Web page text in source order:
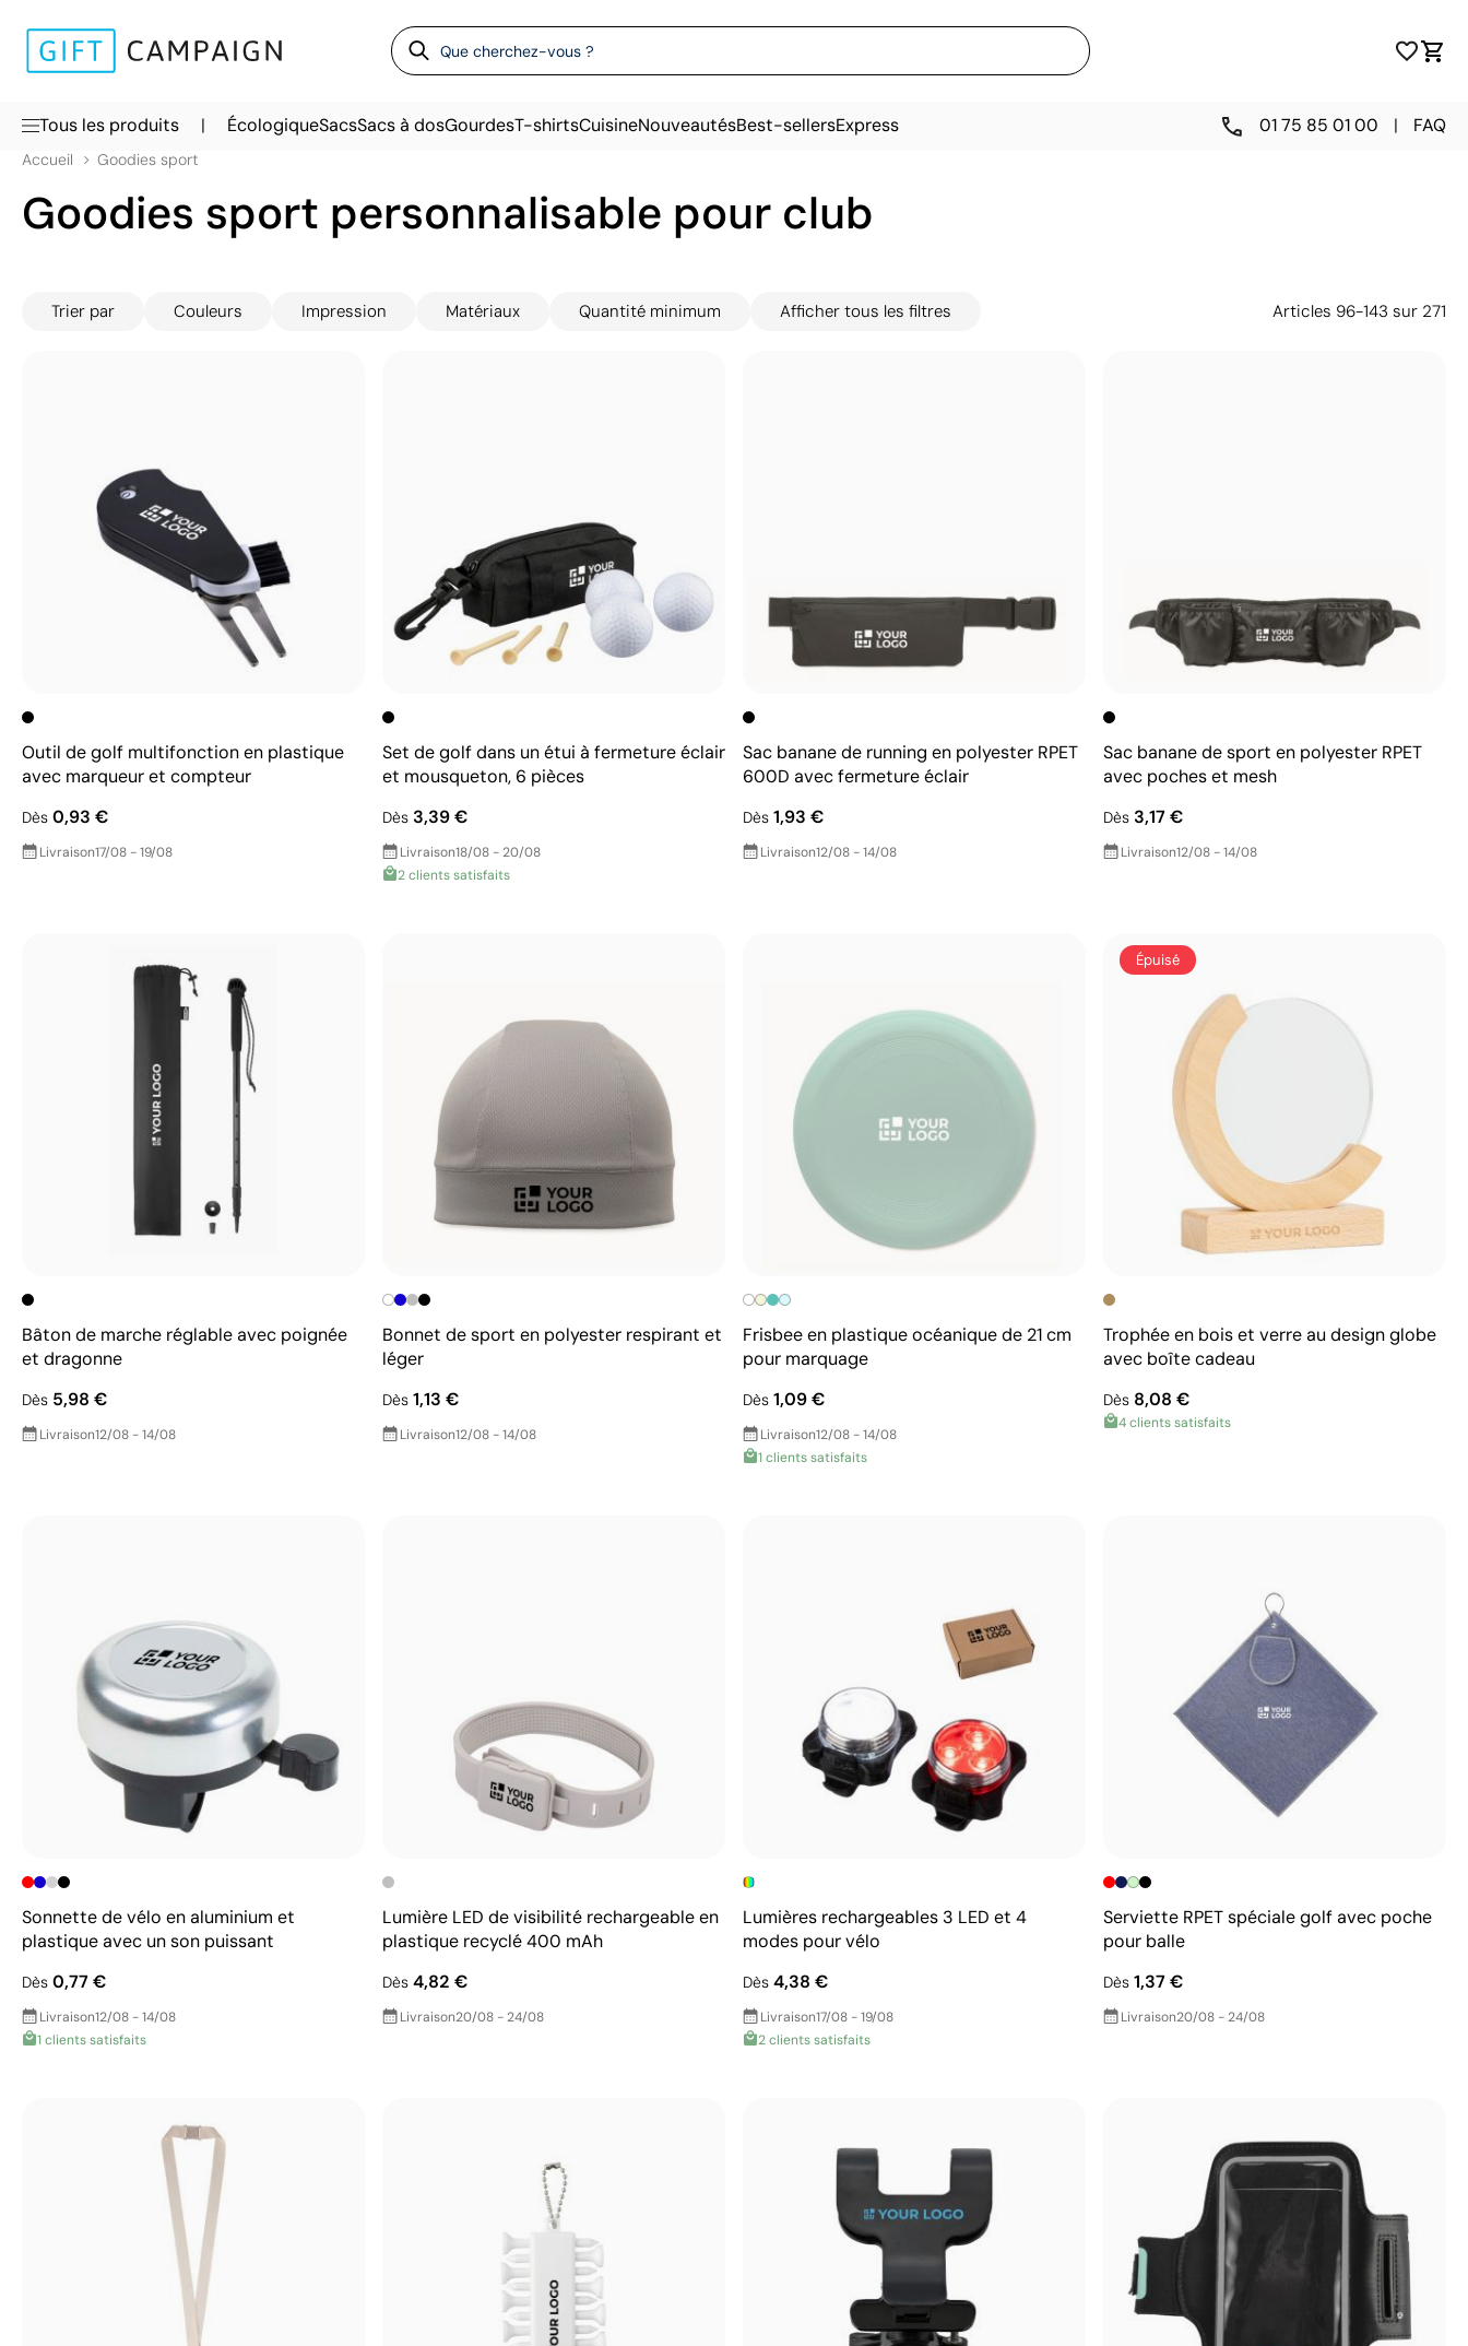
Tous les produits | ÉcologiqueSacsSacs à dosGourdesT-shirtsCuisineNouveautésBest-sellersExpress 01 75 85 01 00 | FAQ
Accueil Goodies sport
Goodies sport personnalisable pour club
Trier par Couleurs Impression Matériaux Quantité minimum Afficher tous les filtres Articles 96-143 sur 271
Outil de golf multifonction en plastique
avec marqueur et compteur
Dès 0,93 €
Livraison17/08 - 19/08
Set de golf dans un étui à fermeture éclair
et mousqueton, 6 pièces
Dès 3,39 €
Livraison18/08 - 20/08
2 clients satisfaits
Sac banane de running en polyester RPET
600D avec fermeture éclair
Dès 1,93 €
Livraison12/08 - 14/08
Sac banane de sport en polyester RPET
avec poches et mesh
Dès 3,17 €
Livraison12/08 - 14/08
Bâton de marche réglable avec poignée
et dragonne
Dès 5,98 €
Livraison12/08 - 14/08
Bonnet de sport en polyester respirant et
léger
Dès 1,13 €
Livraison12/08 - 14/08
Frisbee en plastique océanique de 21 cm
pour marquage
Dès 1,09 €
Livraison12/08 - 14/08
1 clients satisfaits
Épuisé
Trophée en bois et verre au design globe
avec boîte cadeau
Dès 8,08 €
4 clients satisfaits
Sonnette de vélo en aluminium et
plastique avec un son puissant
Dès 0,77 €
Livraison12/08 - 14/08
1 clients satisfaits
Lumière LED de visibilité rechargeable en
plastique recyclé 400 mAh
Dès 4,82 €
Livraison20/08 - 24/08
Lumières rechargeables 3 LED et 4
modes pour vélo
Dès 4,38 €
Livraison17/08 - 19/08
2 clients satisfaits
Serviette RPET spéciale golf avec poche
pour balle
Dès 1,37 €
Livraison20/08 - 24/08